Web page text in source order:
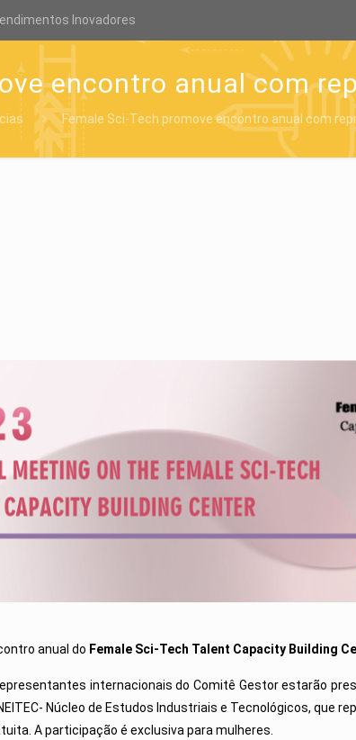
Inovadores
encontro anual com
Female Sci-Tech promove encontro anual com
anual do Female Sci-Tech Talent Capacity Building
internacionais do Comitê Gestor estarão
Núcleo de Estudos Industriais e Tecnológicos, que
A participação é exclusiva para mulheres.